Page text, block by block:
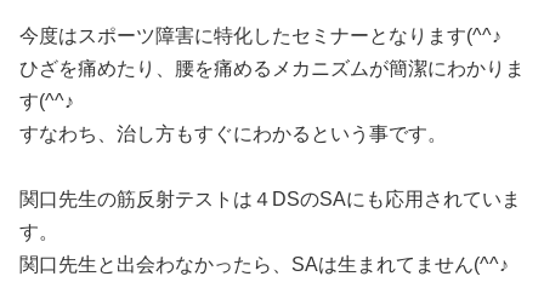
今度はスポーツ障害に特化したセミナーとなります(^^♪
ひざを痛めたり、腰を痛めるメカニズムが簡潔にわかりま
す(^^♪
すなわち、治し方もすぐにわかるという事です。
関口先生の筋反射テストは４DSのSAにも応用されていま
す。
関口先生と出会わなかったら、SAは生まれてません(^^♪